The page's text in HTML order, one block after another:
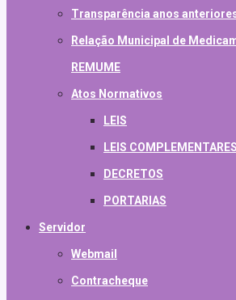
Transparência anos
Relação Municipal de
REMUME
Atos Normativos
LEIS
LEIS COMPLEMENTARES
DECRETOS
PORTARIAS
Servidor
Webmail
Contracheque